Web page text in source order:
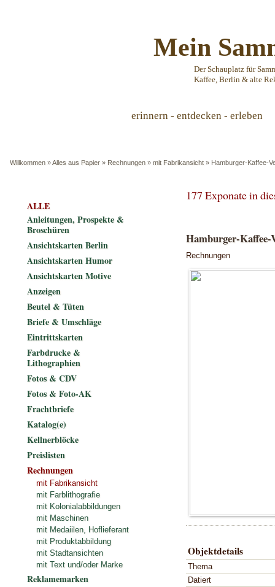
Mein
Der Schauplatz für
Kaffee, Berlin & alte
erinnern - entdecken - erleben
Willkommen »Alles aus Papier » Rechnungen » mit Fabrikansicht » Hamburger-Kaffee-
177 Exponate in
Hamburger-Kaffee-
Rechnungen
Objektdetails
Thema
Datiert
ALLE
Anleitungen, Prospekte &
Broschüren
Ansichtskarten Berlin
Ansichtskarten Humor
Ansichtskarten Motive
Anzeigen
Beutel & Tüten
Briefe & Umschläge
Eintrittskarten
Farbdrucke &
Lithographien
Fotos & CDV
Fotos & Foto-AK
Frachtbriefe
Katalog(e)
Kellnerblöcke
Preislisten
Rechnungen
mit Fabrikansicht
mit Farblithografie
mit Kolonialabbildungen
mit Maschinen
mit Medaiilen, Hoflieferant
mit Produktabbildung
mit Stadtansichten
mit Text und/oder Marke
Reklamemarken